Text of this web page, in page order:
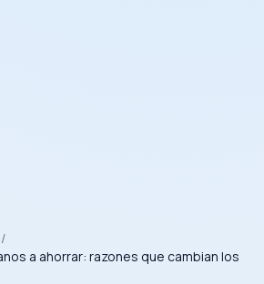
/
a ahorrar: razones que cambian los